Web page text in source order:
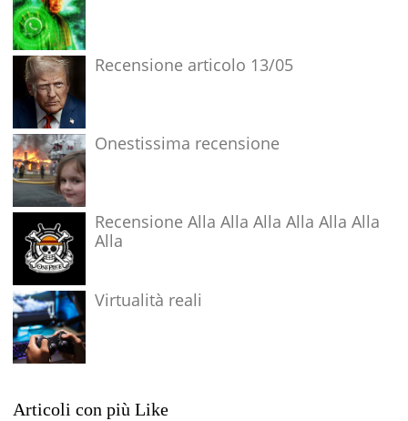
Recensione articolo 13/05
Onestissima recensione
Recensione Alla Alla Alla Alla Alla Alla
Alla
Virtualità reali
Articoli con più Like